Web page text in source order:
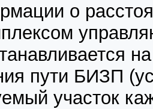
о
пути БИЗП
участок